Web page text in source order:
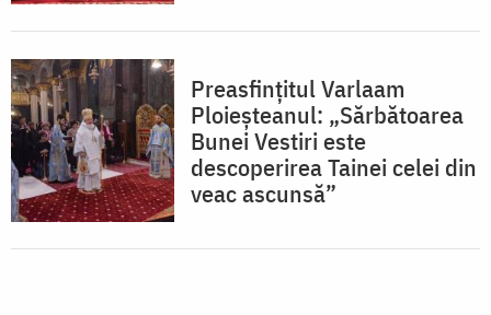
Preasfinţitul Varlaam
Ploieșteanul: „Sărbătoarea
Bunei Vestiri este
descoperirea Tainei celei din
veac ascunsă”